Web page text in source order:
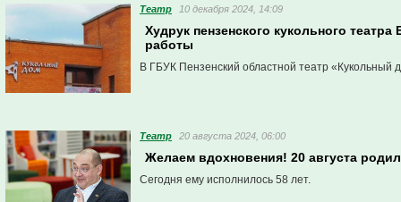
Театр 10 декабря 2024, 14:09
Худрук пензенского кукольного
работы
В ГБУК Пензенский областной театр «Кукольный
Театр 20 августа 2024, 06:00
Желаем вдохновения! 20 августа
Сегодня ему исполнилось 58 лет.